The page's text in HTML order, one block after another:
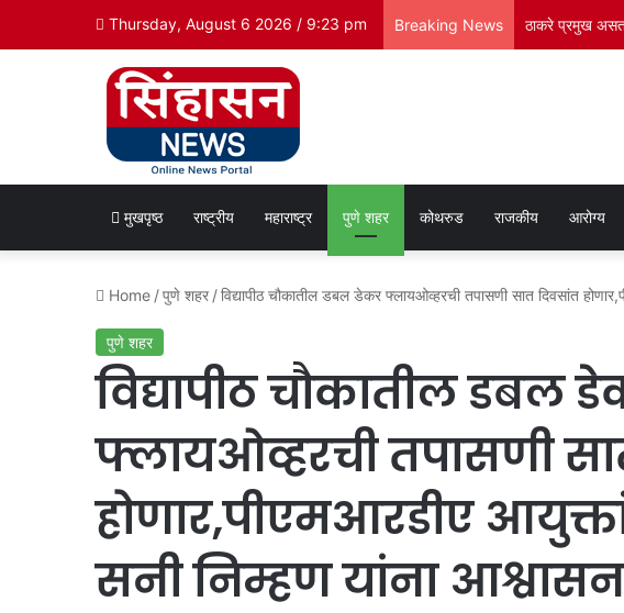
Thursday, August 6 2026 / 9:23 pm Breaking News भाजप महाराष्ट्र
मुखपृष्ठ राष्ट्रीय महाराष्ट्र पुणे शहर कोथरुड राजकीय आरोग्य
Home /पुणे शहर /विद्यापीठ चौकातील डबल डेकर फ्लायओव्हरची तपासणी सात दिवसांत
पुणे शहर
विद्यापीठ चौकातील डबल
फ्लायओव्हरची तपासणी
होणार,पीएमआरडीए
सनी निम्हण यांना आश्वासन